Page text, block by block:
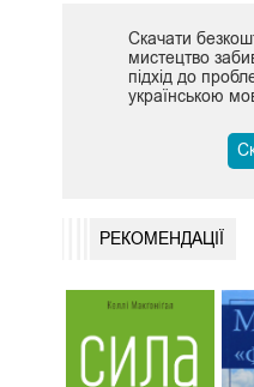
Скачати
мистецтво
підхід до
українською
РЕКОМЕНДАЦІЇ